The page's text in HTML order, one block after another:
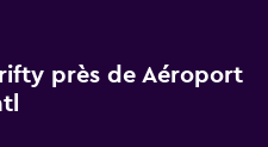
près de Aéroport